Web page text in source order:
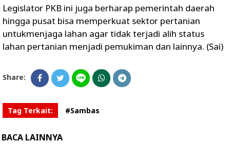
Legislator PKB ini juga berharap pemerintah daerah
hingga pusat bisa memperkuat sektor pertanian
untukmenjaga lahan agar tidak terjadi alih status
lahan pertanian menjadi pemukiman dan lainnya. (Sai)
Share:
Tag Terkait: #Sambas
BACA LAINNYA